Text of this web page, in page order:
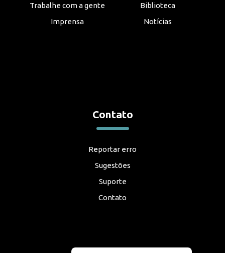
Trabalhe com a gente
Imprensa
Biblioteca
Notícias
Contato
Reportar erro
Sugestões
Suporte
Contato